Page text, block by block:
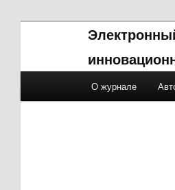
Skip to primary
Skip to
О журнале